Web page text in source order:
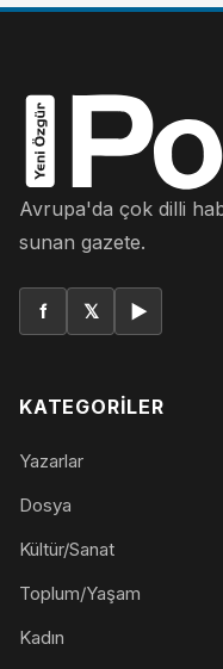
Avrupa'da çok dilli
sunan gazete.
f 𝕏 ▶
KATEGORILER
Yazarlar
Dosya
Kültür/Sanat
Toplum/Yaşam
Kadın